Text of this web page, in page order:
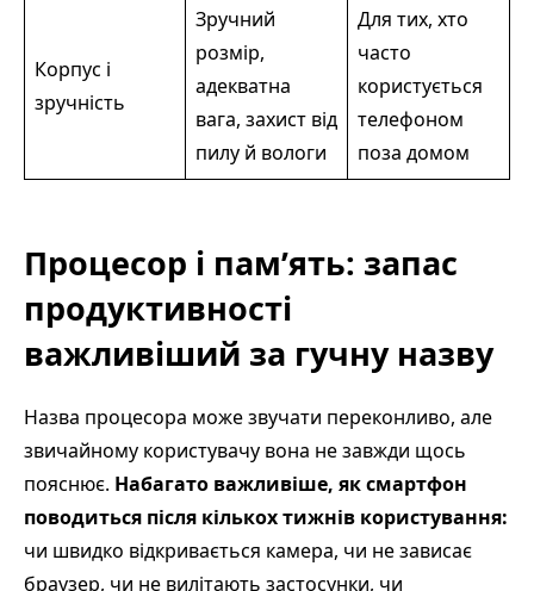
Корпус і
зручність
Зручний
розмір,
адекватна
вага, захист від
пилу й вологи
Для тих, хто
часто
користується
телефоном
поза домом
Процесор і пам’ять: запас
продуктивності
важливіший за гучну назву
Назва процесора може звучати переконливо, але
звичайному користувачу вона не завжди щось
пояснює. Набагато важливіше, як смартфон
поводиться після кількох тижнів користування:
чи швидко відкривається камера, чи не зависає
браузер, чи не вилітають застосунки, чи